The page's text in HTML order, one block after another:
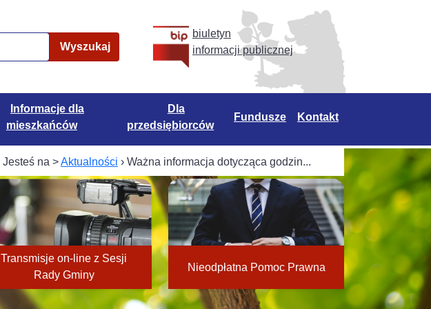
Wyszukaj
biuletyn
informacji publicznej
Informacje dla
mieszkańców
Dla
przedsiębiorców
Fundusze Kontakt
Jesteś na >Aktualności › Ważna informacja dotycząca godzin...
Transmisje on-line z Sesji
Rady Gminy
Nieodpłatna Pomoc Prawna